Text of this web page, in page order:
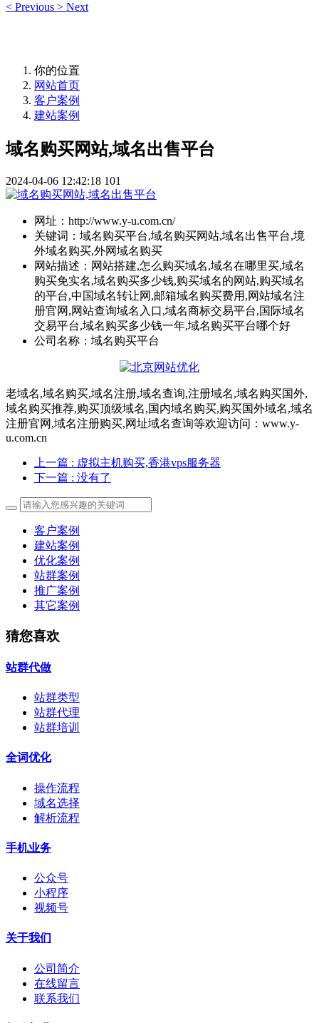
< Previous > Next
你的位置
网站首页
客户案例
建站案例
域名购买网站,域名出售平台
2024-04-06 12:42:18 101
网址： http://www.y-u.com.cn/
关键词： 域名购买平台,域名购买网站,域名出售平台,境
外域名购买,外网域名购买
网站描述： 网站搭建,怎么购买域名,域名在哪里买,域名
购买免实名,域名购买多少钱,购买域名的网站,购买域名
的平台,中国域名转让网,邮箱域名购买费用,网站域名注
册官网,网站查询域名入口,域名商标交易平台,国际域名
交易平台,域名购买多少钱一年,域名购买平台哪个好
公司名称： 域名购买平台
老域名,域名购买,域名注册,域名查询,注册域名,域名购买国外,
域名购买推荐,购买顶级域名,国内域名购买,购买国外域名,域名
注册官网,域名注册购买,网址域名查询等欢迎访问：www.y-
u.com.cn
上一篇 : 虚拟主机购买,香港vps服务器
下一篇 : 没有了
客户案例
建站案例
优化案例
站群案例
推广案例
其它案例
猜您喜欢
站群代做
站群类型
站群代理
站群培训
全词优化
操作流程
域名选择
解析流程
手机业务
公众号
小程序
视频号
关于我们
公司简介
在线留言
联系我们